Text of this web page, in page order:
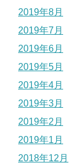
2019年8月
2019年7月
2019年6月
2019年5月
2019年4月
2019年3月
2019年2月
2019年1月
2018年12月